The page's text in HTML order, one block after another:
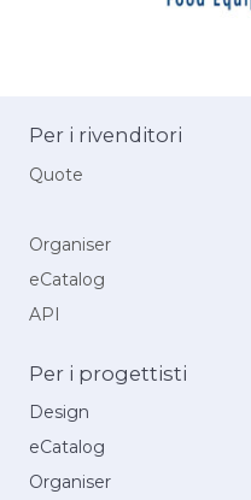
Per i rivenditori
Quote
Organiser
eCatalog
API
Per i progettisti
Design
eCatalog
Organiser